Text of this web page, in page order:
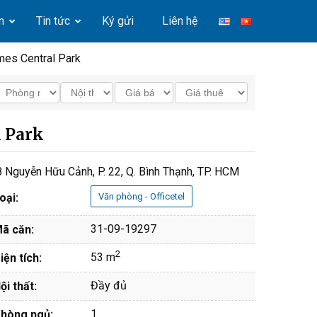
Tin tức Ký gửi Liên hệ
Central Park
Park
Nguyễn Hữu Cảnh, P. 22, Q. Bình Thạnh, TP. HCM
Văn phòng - Officetel
căn: 31-09-19297
tích: 53 m2
thất: Đầy đủ
1